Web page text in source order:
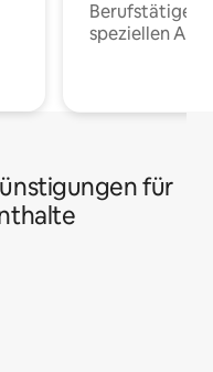
Berufstätige
speziellen
für